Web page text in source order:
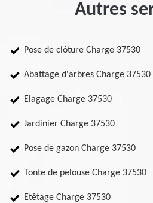
Autres
Pose de clôture Charge 37530
Abattage d'arbres Charge 37530
Elagage Charge 37530
Jardinier Charge 37530
Pose de gazon Charge 37530
Tonte de pelouse Charge 37530
Etêtage Charge 37530